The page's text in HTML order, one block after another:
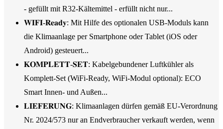
- gefüllt mit R32-Kältemittel - erfüllt nicht nur...
𝐖𝐈𝐅𝐈-𝐑𝐞𝐚𝐝𝐲: Mit Hilfe des optionalen USB-Moduls kann
die Klimaanlage per Smartphone oder Tablet (iOS oder
Android) gesteuert...
𝐊𝐎𝐌𝐏𝐋𝐄𝐓𝐓-𝐒𝐄𝐓: Kabelgebundener Luftkühler als
Komplett-Set (WiFi-Ready, WiFi-Modul optional): ECO
Smart Innen- und Außen...
𝐋𝐈𝐄𝐅𝐄𝐑𝐔𝐍𝐆: Klimaanlagen dürfen gemäß EU-Verordnung
Nr. 2024/573 nur an Endverbraucher verkauft werden, wenn